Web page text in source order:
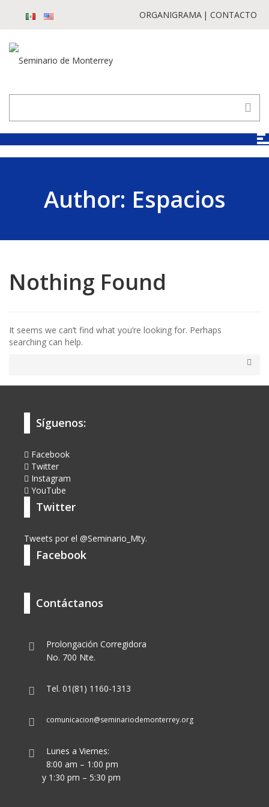
ORGANIGRAMA CONTACTO
Author: Espacios
Nothing Found
It seems we can’t find what you’re looking for. Perhaps
searching can help.
Síguenos:
Facebook
Twitter
Instagram
YouTube
Twitter
Tweets por el @Seminario_Mty.
Facebook
Contáctanos
Prolongación Corregidora
No. 700 Nte.
Tel. 01(81) 1160-1313
comunicacion@seminariodemonterrey.org
Lunes a Viernes:
8:00 am – 1:00 pm
y 1:30 pm – 5:30 pm